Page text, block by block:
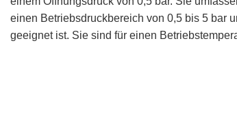
einen Betriebsdruckbereich von 0,5 bis 5 bar
geeignet ist. Sie sind für einen